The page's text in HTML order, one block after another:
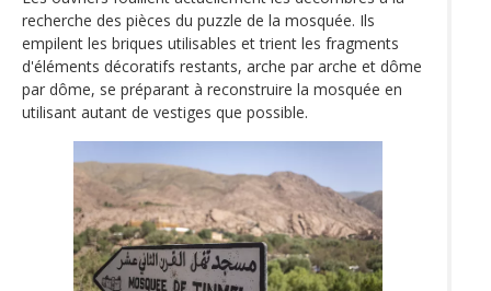
recherche des pièces du puzzle de la mosquée. Ils
empilent les briques utilisables et trient les fragments
d'éléments décoratifs restants, arche par arche et dôme
par dôme, se préparant à reconstruire la mosquée en
utilisant autant de vestiges que possible.